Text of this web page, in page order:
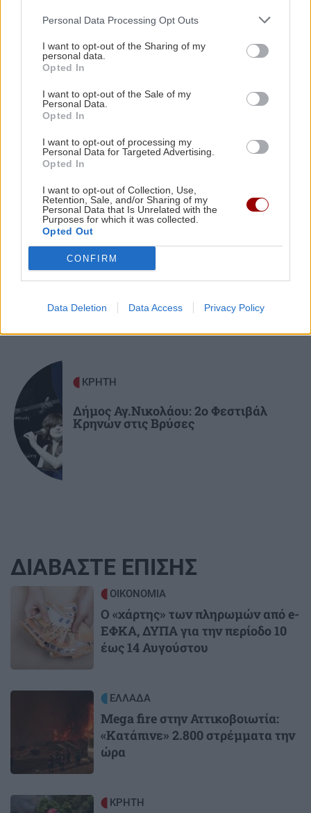
Personal Data Processing Opt Outs
I want to opt-out of the Sharing of my
personal data.
Opted In
I want to opt-out of the Sale of my
Personal Data.
Opted In
I want to opt-out of processing my
Personal Data for Targeted Advertising.
Opted In
I want to opt-out of Collection, Use,
Retention, Sale, and/or Sharing of my
Personal Data that Is Unrelated with the
Purposes for which it was collected.
Opted Out
CONFIRM
Data Deletion Data Access Privacy Policy
νησί
ΕΛΛΑΔΑ
συνελήφθη γιατί οδηγούσε κλεμμένο
αυτοκίνητο
GOSSIP - LIFESTYLE
Μπόρα Μπόρα
ΚΟΣΜΟΣ
Σικάγο: Σε αποσύνθεση 56 σοροί - Τρωκτικά
και σκουλήκια στο χώρο
ΚΟΣΜΟΣ
Αραγτσί: Ιράν και το Ομάν είναι πολύ
GOSSIP - LIFESTYLE
Ο Γιάννης Τσιμιτσέλης φέρνει την
απόλυτη ανατροπή με το «The Quiz
ΚΡΗΤΗ
Δήμος Αγ.Νικολάου: 2ο Φεστιβάλ
Κρηνών στις Βρύσες
ΔΙΑΒΑΣΤΕ ΕΠΙΣΗΣ
ΟΙΚΟΝΟΜΙΑ
Ο «χάρτης» των πληρωμών από e-
ΕΦΚΑ, ΔΥΠΑ για την περίοδο 10
έως 14 Αυγούστου
ΕΛΛΑΔΑ
Mega fire στην Αττικοβοιωτία:
«Κατάπινε» 2.800 στρέμματα την
ώρα
Image ΚΡΗΤΗ